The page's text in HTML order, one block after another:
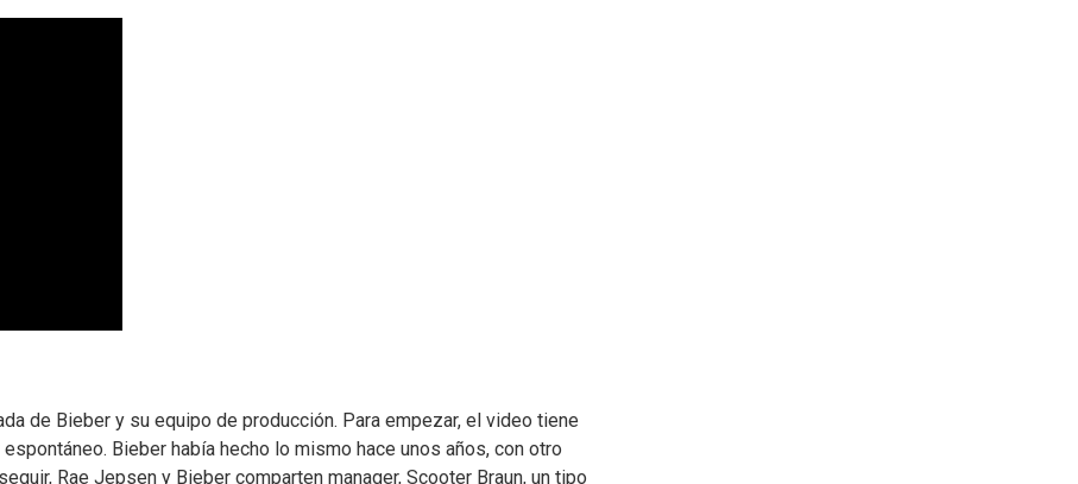
de Bieber y su equipo de producción. Para empezar, el video tiene
Bieber había hecho lo mismo hace unos años, con otro
Rae Jepsen y Bieber comparten manager, Scooter Braun, un tipo